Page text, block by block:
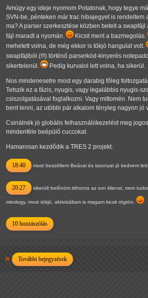
Amúgy egy ideje nyomom Potatonak, hogy tegye
SVN-be, pénteken már trac hibajegyet is rendeltem
ma? A parser szerkesztése közben betelt a
fájl maradt a nyomán.
Kicsit ment a bazmegolás.
mehetett volna, de még ekkor is tökjó hangulat volt.
swapfájlból (!!!) történő parserkód-kinyerés
sikertelenül.
Pedig kurvalol lett volna, ha sikerül.
Nos mindenesetre most egy darabig főleg
Tetszik ez a fázis, nyugis, vagy legalábbis nyugis-
csiszolgatásával foglalkozni. Vagy mittomén. Nem
bent lenni, az utóbbi pár alkalom tényleg nagyon jó
Csinálnék jó globális felhasználókezelést meg
mindenféle beépülő cuccokat.
Hamarosan kezdődik a TRES 2 projekt.
18:40 most beszéltem Beával és iszonyat jó kedvem
20:27 sikerült belőnöm itthonra az svn klienst, nem
mindegy, most tökjó, aktivizáltam is magam kicsit rögtön.
10 hozzászólás
További bejegyzések